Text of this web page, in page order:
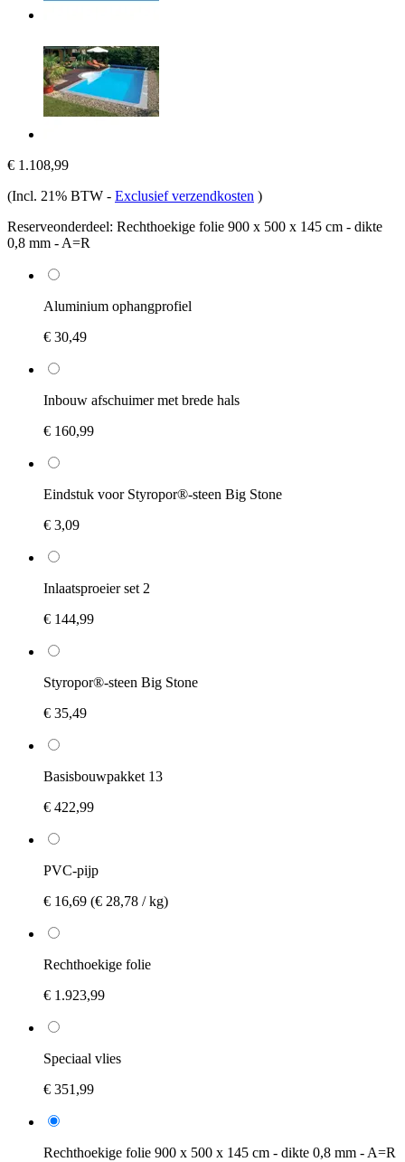
€ 1.108,99
(Incl. 21% BTW - Exclusief verzendkosten )
Reserveonderdeel: Rechthoekige folie 900 x 500 x 145 cm - dikte
0,8 mm - A=R
Aluminium ophangprofiel
€ 30,49
Inbouw afschuimer met brede hals
€ 160,99
Eindstuk voor Styropor®-steen Big Stone
€ 3,09
Inlaatsproeier set 2
€ 144,99
Styropor®-steen Big Stone
€ 35,49
Basisbouwpakket 13
€ 422,99
PVC-pijp
€ 16,69 (€ 28,78 / kg)
Rechthoekige folie
€ 1.923,99
Speciaal vlies
€ 351,99
Rechthoekige folie 900 x 500 x 145 cm - dikte 0,8 mm - A=R